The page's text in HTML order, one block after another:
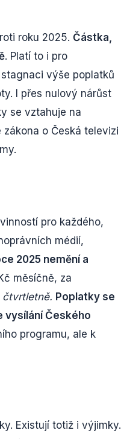
roku 2025. Částka,
. Platí to i pro
výše poplatků
I přes nulový nárůst
se vztahuje na
o Česká televizi
pro každého,
médií,
2025 nemění a
měsíčně, za
čtvrtletně. Poplatky se
vysílání Českého
programu, ale k
Existují totiž i výjimky.